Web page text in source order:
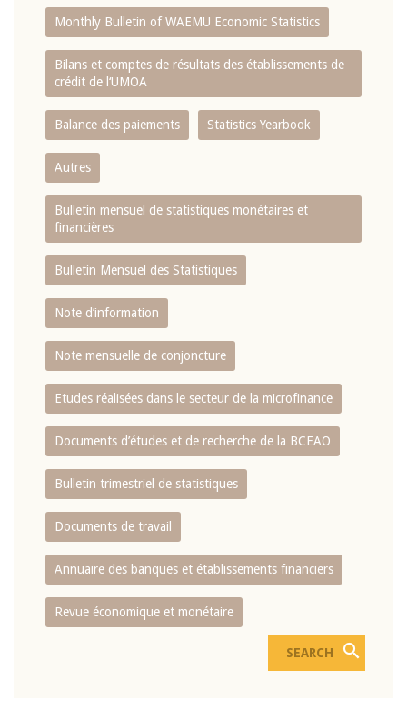
Monthly Bulletin of WAEMU Economic Statistics
Bilans et comptes de résultats des établissements de
crédit de l‘UMOA
Balance des paiements Statistics Yearbook
Autres
Bulletin mensuel de statistiques monétaires et
financières
Bulletin Mensuel des Statistiques
Note d’information
Note mensuelle de conjoncture
Etudes réalisées dans le secteur de la microfinance
Documents d’études et de recherche de la BCEAO
Bulletin trimestriel de statistiques
Documents de travail
Annuaire des banques et établissements financiers
Revue économique et monétaire